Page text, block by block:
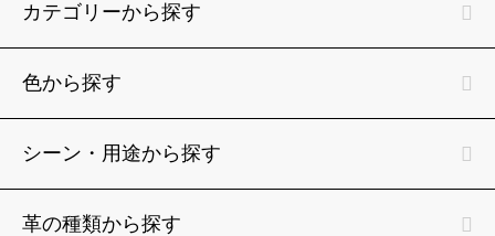
カテゴリーから探す
色から探す
シーン・用途から探す
革の種類から探す